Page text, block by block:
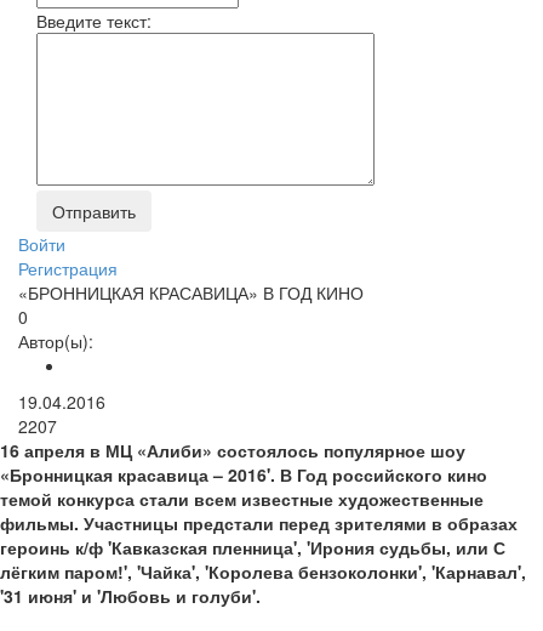
Введите текст:
Войти
Регистрация
«БРОННИЦКАЯ КРАСАВИЦА» В ГОД КИНО
0
Автор(ы):
19.04.2016
2207
16 апреля в МЦ «Алиби» состоялось популярное шоу
«Бронницкая красавица – 2016'. В Год российского кино
темой конкурса стали всем известные художественные
фильмы. Участницы предстали перед зрителями в образах
героинь к/ф 'Кавказская пленница', 'Ирония судьбы, или С
лёгким паром!', 'Чайка', 'Королева бензоколонки', 'Карнавал',
'31 июня' и 'Любовь и голуби'.